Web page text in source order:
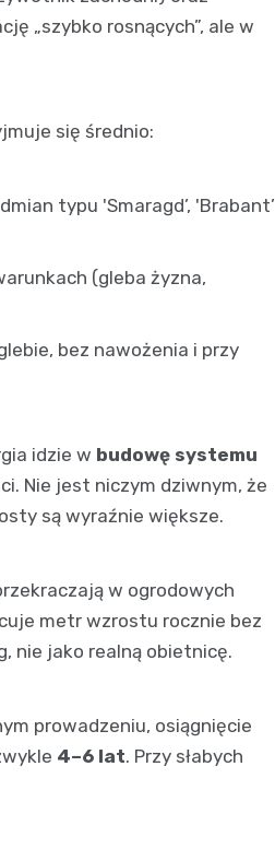
„szybko rosnących”, ale w
się średnio:
typu 'Smaragd’, 'Brabant’
(gleba żyzna,
bez nawożenia i przy
idzie w budowę systemu
Nie jest niczym dziwnym, że
są wyraźnie większe.
w ogrodowych
metr wzrostu rocznie bez
nie jako realną obietnicę.
prowadzeniu, osiągnięcie
4–6 lat. Przy słabych